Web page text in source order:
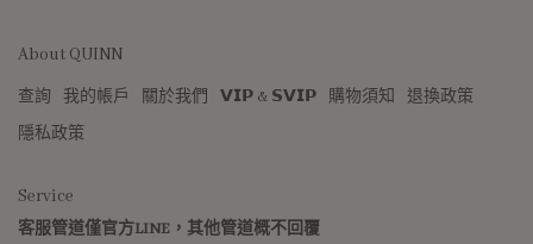
About QUINN
查詢 我的帳戶 關於我們 𝗩𝗜𝗣 & 𝗦𝗩𝗜𝗣 購物須知
退換政策
隱私政策
Service
客服管道僅官方LINE，其他管道概不回覆